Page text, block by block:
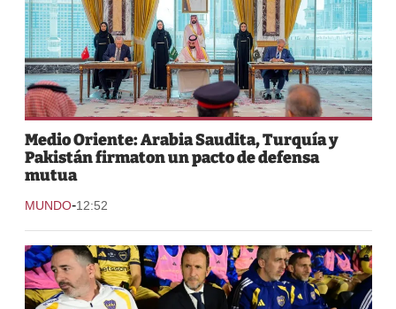
Medio Oriente: Arabia Saudita, Turquía y
Pakistán firmaton un pacto de defensa
mutua
MUNDO-12:52